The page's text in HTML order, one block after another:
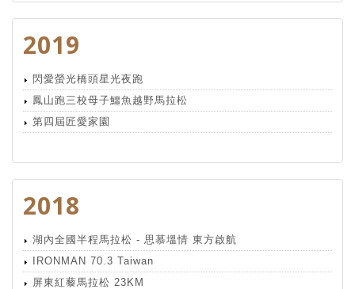
2019
閃愛螢光橋頭星光夜跑
鳳山跑三校母子鱷魚越野馬拉松
第四屆匠愛家園
2018
湖內全國半程馬拉松 - 思慕塭情 東方啟航
IRONMAN 70.3 Taiwan
屏東紅藜馬拉松 23KM